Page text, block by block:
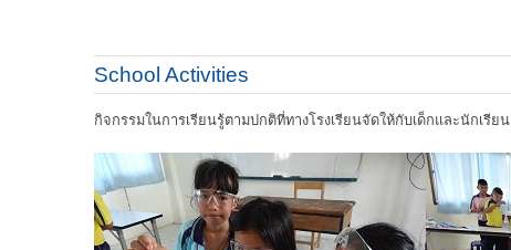
School Activities
กิจกรรมในการเรียนรู้ตามปกติที่ทางโรงเรียนจัดให้กับเด็กและนักเรียน